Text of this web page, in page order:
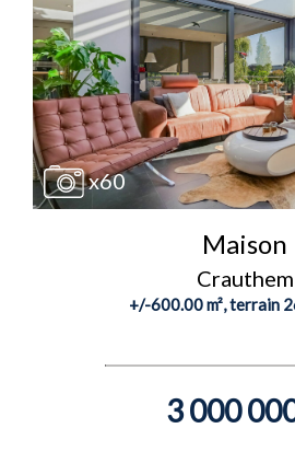
x60
Maison
Crauthem
+/-600.00 m², terrain
3 000